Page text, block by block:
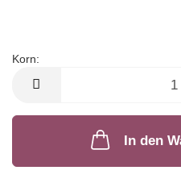
Korn:
In den